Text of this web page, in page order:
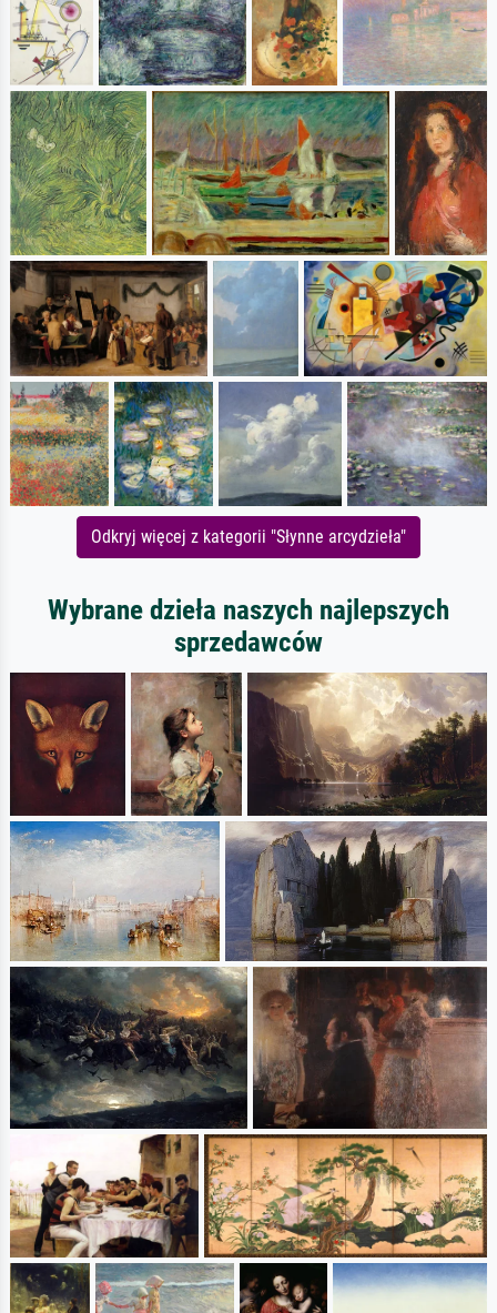
Odkryj więcej z kategorii "Słynne arcydzieła"
Wybrane dzieła naszych najlepszych
sprzedawców